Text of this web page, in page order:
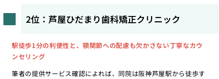
2位：芦屋ひだまり歯科矯正クリニック
駅徒歩1分の利便性と、顎関節への配慮も欠かさない丁寧なカウ
ンセリング
筆者の提供サービス確認によれば、同院は阪神芦屋駅から徒歩す